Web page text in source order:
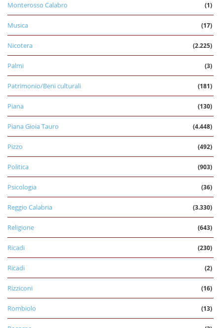
Monterosso Calabro (1)
Musica (17)
Nicotera (2.225)
Palmi (3)
Patrimonio/Beni culturali (181)
Piana (130)
Piana Gioia Tauro (4.448)
Pizzo (492)
Politica (903)
Psicologia (36)
Reggio Calabria (3.330)
Religione (643)
Ricadi (230)
Ricadi (2)
Rizziconi (16)
Rombiolo (13)